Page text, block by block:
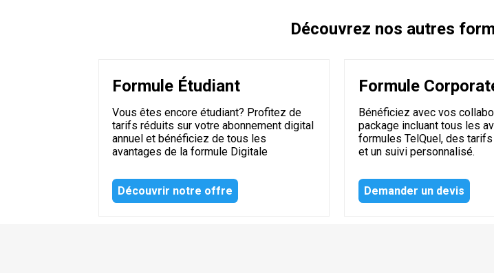
Découvrez nos autres
Formule Étudiant
Vous êtes encore étudiant? Profitez de
tarifs réduits sur votre abonnement digital
annuel et bénéficiez de tous les
avantages de la formule Digitale
Découvrir notre offre
Formule
Bénéficiez avec vos
package incluant tous les
formules TelQuel, des
et un suivi personnalisé.
Demander un devis